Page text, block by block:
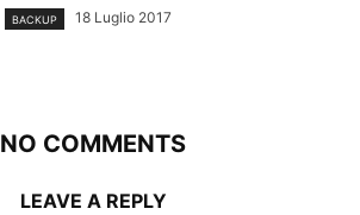
BACKUP 18 Luglio 2017
NO COMMENTS
LEAVE A REPLY